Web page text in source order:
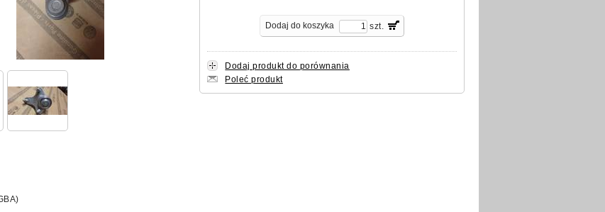
szt.
Dodaj produkt do porównania
Poleć produkt